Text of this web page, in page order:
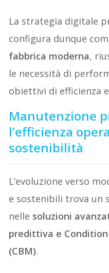
La strategia digitale
configura dunque
fabbrica moderna,
le necessità di
obiettivi di efficienza
Manutenzione
l’efficienza
sostenibilità
L’evoluzione verso
e sostenibili trova un
nelle soluzioni
predittiva e
(CBM).